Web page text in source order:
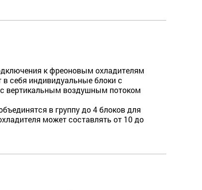
к фреоновым охладителям
себя индивидуальные блоки с
вертикальным воздушным потоком
в группу до 4 блоков для
может составлять от 10 до